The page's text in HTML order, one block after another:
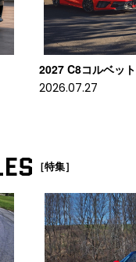
2027 C8コルベッ
2026.07.27
［特集］